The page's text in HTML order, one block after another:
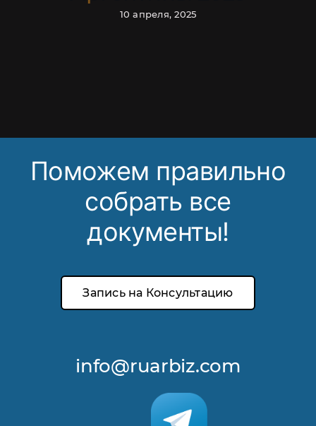
10 апреля, 2025
Поможем правильно
собрать все
документы!
Запись на Консультацию
info@ruarbiz.com